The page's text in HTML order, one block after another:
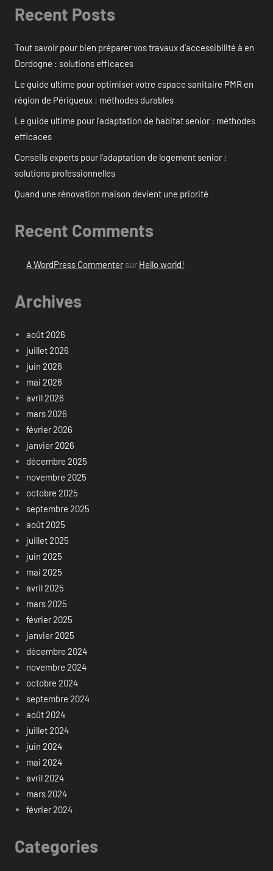
Recent Posts
Tout savoir pour bien préparer vos travaux d’accessibilité à en
Dordogne : solutions efficaces
Le guide ultime pour optimiser votre espace sanitaire PMR en
région de Périgueux : méthodes durables
Le guide ultime pour l’adaptation de habitat senior : méthodes
efficaces
Conseils experts pour l’adaptation de logement senior :
solutions professionnelles
Quand une rénovation maison devient une priorité
Recent Comments
A WordPress Commentersur Hello world!
Archives
août 2026
juillet 2026
juin 2026
mai 2026
avril 2026
mars 2026
février 2026
janvier 2026
décembre 2025
novembre 2025
octobre 2025
septembre 2025
août 2025
juillet 2025
juin 2025
mai 2025
avril 2025
mars 2025
février 2025
janvier 2025
décembre 2024
novembre 2024
octobre 2024
septembre 2024
août 2024
juillet 2024
juin 2024
mai 2024
avril 2024
mars 2024
février 2024
Categories